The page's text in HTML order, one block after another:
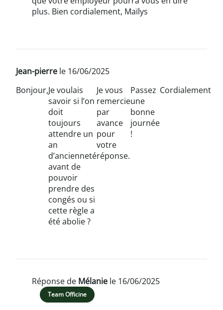
plus. Bien cordialement, Maïlys
Jean-pierre le 16/06/2025
Bonjour,Je voulais
savoir si l’on
doit
toujours
attendre un
an
d’ancienneté
avant de
pouvoir
prendre des
congés ou si
cette règle a
été abolie ?
Je vous
remercie
par
avance
pour
votre
réponse.
Passez
une
bonne
journée
!
Cordialement
Réponse de Mélanie le 16/06/2025
Team Officine